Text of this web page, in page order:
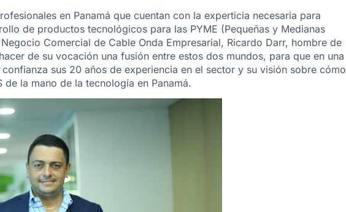
en Panamá que cuentan con la experticia necesaria para
de productos tecnológicos para las PYME (Pequeñas y Medianas
Comercial de Cable Onda Empresarial, Ricardo Darr, hombre de
de su vocación una fusión entre estos dos mundos, para que en una
sus 20 años de experiencia en el sector y su visión sobre cómo
la mano de la tecnología en Panamá.